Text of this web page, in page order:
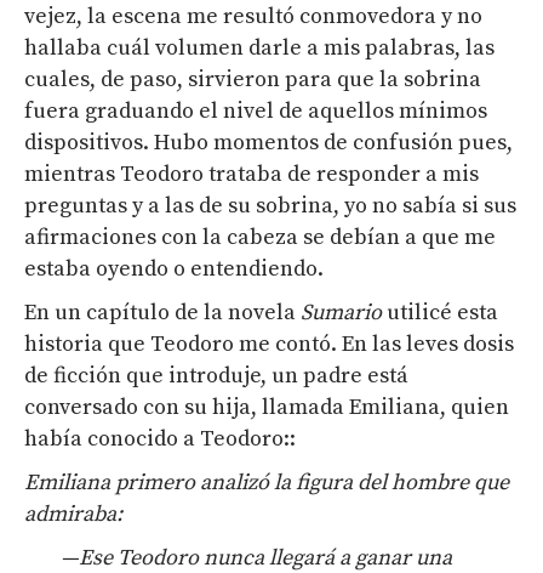
vejez, la escena me resultó conmovedora y no
hallaba cuál volumen darle a mis palabras, las
cuales, de paso, sirvieron para que la sobrina
fuera graduando el nivel de aquellos mínimos
dispositivos. Hubo momentos de confusión pues,
mientras Teodoro trataba de responder a mis
preguntas y a las de su sobrina, yo no sabía si sus
afirmaciones con la cabeza se debían a que me
estaba oyendo o entendiendo.
En un capítulo de la novela Sumarioutilicé esta
historia que Teodoro me contó. En las leves dosis
de ficción que introduje, un padre está
conversado con su hija, llamada Emiliana, quien
había conocido a Teodoro::
Emiliana primero analizó la figura del hombre que
admiraba:
—Ese Teodoro nunca llegará a ganar una